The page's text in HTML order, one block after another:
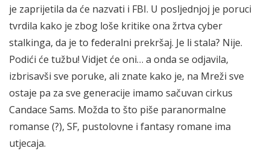
je zaprijetila da će nazvati i FBI. U posljednjoj je poruci
tvrdila kako je zbog loše kritike ona žrtva cyber
stalkinga, da je to federalni prekršaj. Je li stala? Nije.
Podići će tužbu! Vidjet će oni… a onda se odjavila,
izbrisavši sve poruke, ali znate kako je, na Mreži sve
ostaje pa za sve generacije imamo sačuvan cirkus
Candace Sams. Možda to što piše paranormalne
romanse (?), SF, pustolovne i fantasy romane ima
utjecaja.